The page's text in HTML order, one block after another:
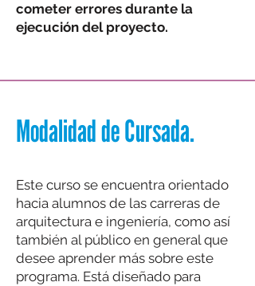
cometer errores durante la
ejecución del proyecto.
Modalidad de Cursada.
Este curso se encuentra orientado
hacia alumnos de las carreras de
arquitectura e ingeniería, como así
también al público en general que
desee aprender más sobre este
programa. Está diseñado para